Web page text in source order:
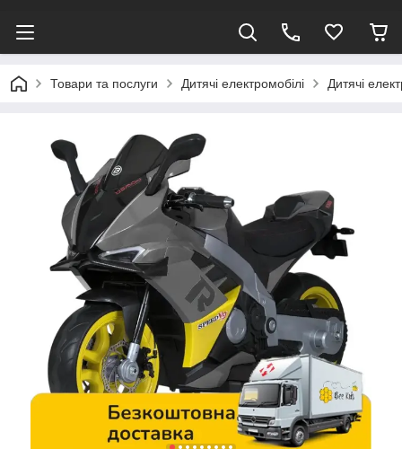
Товари та послуги Дитячі електромобілі Дитячі